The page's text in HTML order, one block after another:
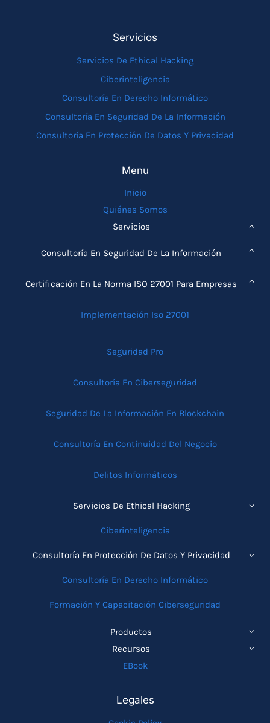
Servicios
Servicios De Ethical Hacking
Ciberinteligencia
Consultoría En Derecho Informático
Consultoría En Seguridad De La Información
Consultoría En Protección De Datos Y Privacidad
Menu
Inicio
Quiénes Somos
Servicios
Consultoría En Seguridad De La Información
Certificación En La Norma ISO 27001 Para Empresas
Implementación Iso 27001
Seguridad Pro
Consultoría En Ciberseguridad
Seguridad De La Información En Blockchain
Consultoría En Continuidad Del Negocio
Delitos Informáticos
Servicios De Ethical Hacking
Ciberinteligencia
Consultoría En Protección De Datos Y Privacidad
Consultoría En Derecho Informático
Formación Y Capacitación Ciberseguridad
Productos
HIJO
Recursos
EBook
Legales